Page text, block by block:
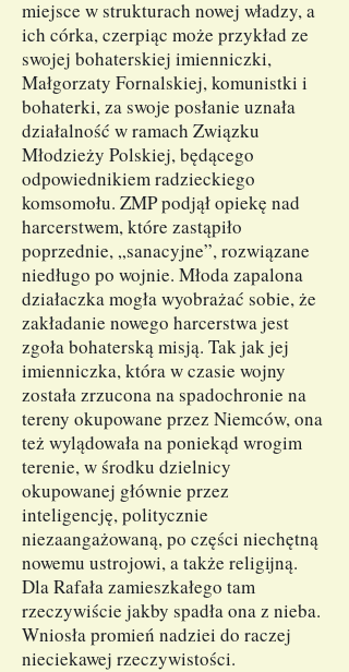
miejsce w strukturach nowej władzy, a
ich córka, czerpiąc może przykład ze
swojej bohaterskiej imienniczki,
Małgorzaty Fornalskiej, komunistki i
bohaterki, za swoje posłanie uznała
działalność w ramach Związku
Młodzieży Polskiej, będącego
odpowiednikiem radzieckiego
komsomołu. ZMP podjął opiekę nad
harcerstwem, które zastąpiło
poprzednie, „sanacyjne”, rozwiązane
niedługo po wojnie. Młoda zapalona
działaczka mogła wyobrażać sobie, że
zakładanie nowego harcerstwa jest
zgoła bohaterską misją. Tak jak jej
imienniczka, która w czasie wojny
została zrzucona na spadochronie na
tereny okupowane przez Niemców, ona
też wylądowała na poniekąd wrogim
terenie, w środku dzielnicy
okupowanej głównie przez
inteligencję, politycznie
niezaangażowaną, po części niechętną
nowemu ustrojowi, a także religijną.
Dla Rafała zamieszkałego tam
rzeczywiście jakby spadła ona z nieba.
Wniosła promień nadziei do raczej
nieciekawej rzeczywistości.